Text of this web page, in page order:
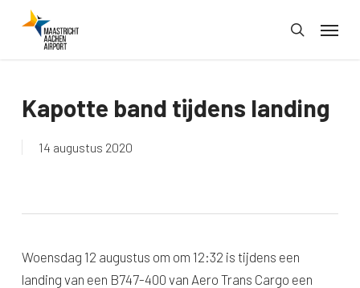
search
Menu
Kapotte band tijdens landing
14 augustus 2020
Woensdag 12 augustus om om 12:32 is tijdens een
landing van een B747-400 van Aero Trans Cargo een